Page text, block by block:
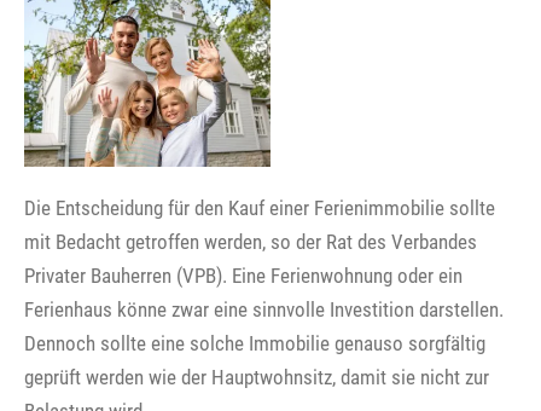
Die Entscheidung für den Kauf einer Ferienimmobilie sollte
mit Bedacht getroffen werden, so der Rat des Verbandes
Privater Bauherren (VPB). Eine Ferienwohnung oder ein
Ferienhaus könne zwar eine sinnvolle Investition darstellen.
Dennoch sollte eine solche Immobilie genauso sorgfältig
geprüft werden wie der Hauptwohnsitz, damit sie nicht zur